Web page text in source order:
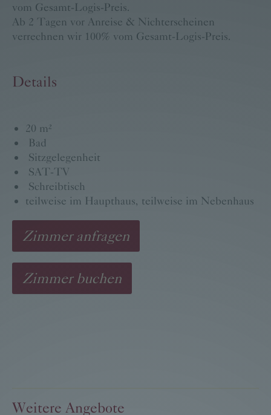
vom Gesamt-Logis-Preis.
Ab 2 Tagen vor Anreise & Nichterscheinen
verrechnen wir 100% vom Gesamt-Logis-Preis.
Details
20 m²
Bad
Sitzgelegenheit
SAT-TV
Schreibtisch
teilweise im Haupthaus, teilweise im Nebenhaus
Zimmer anfragen
Zimmer buchen
Weitere Angebote